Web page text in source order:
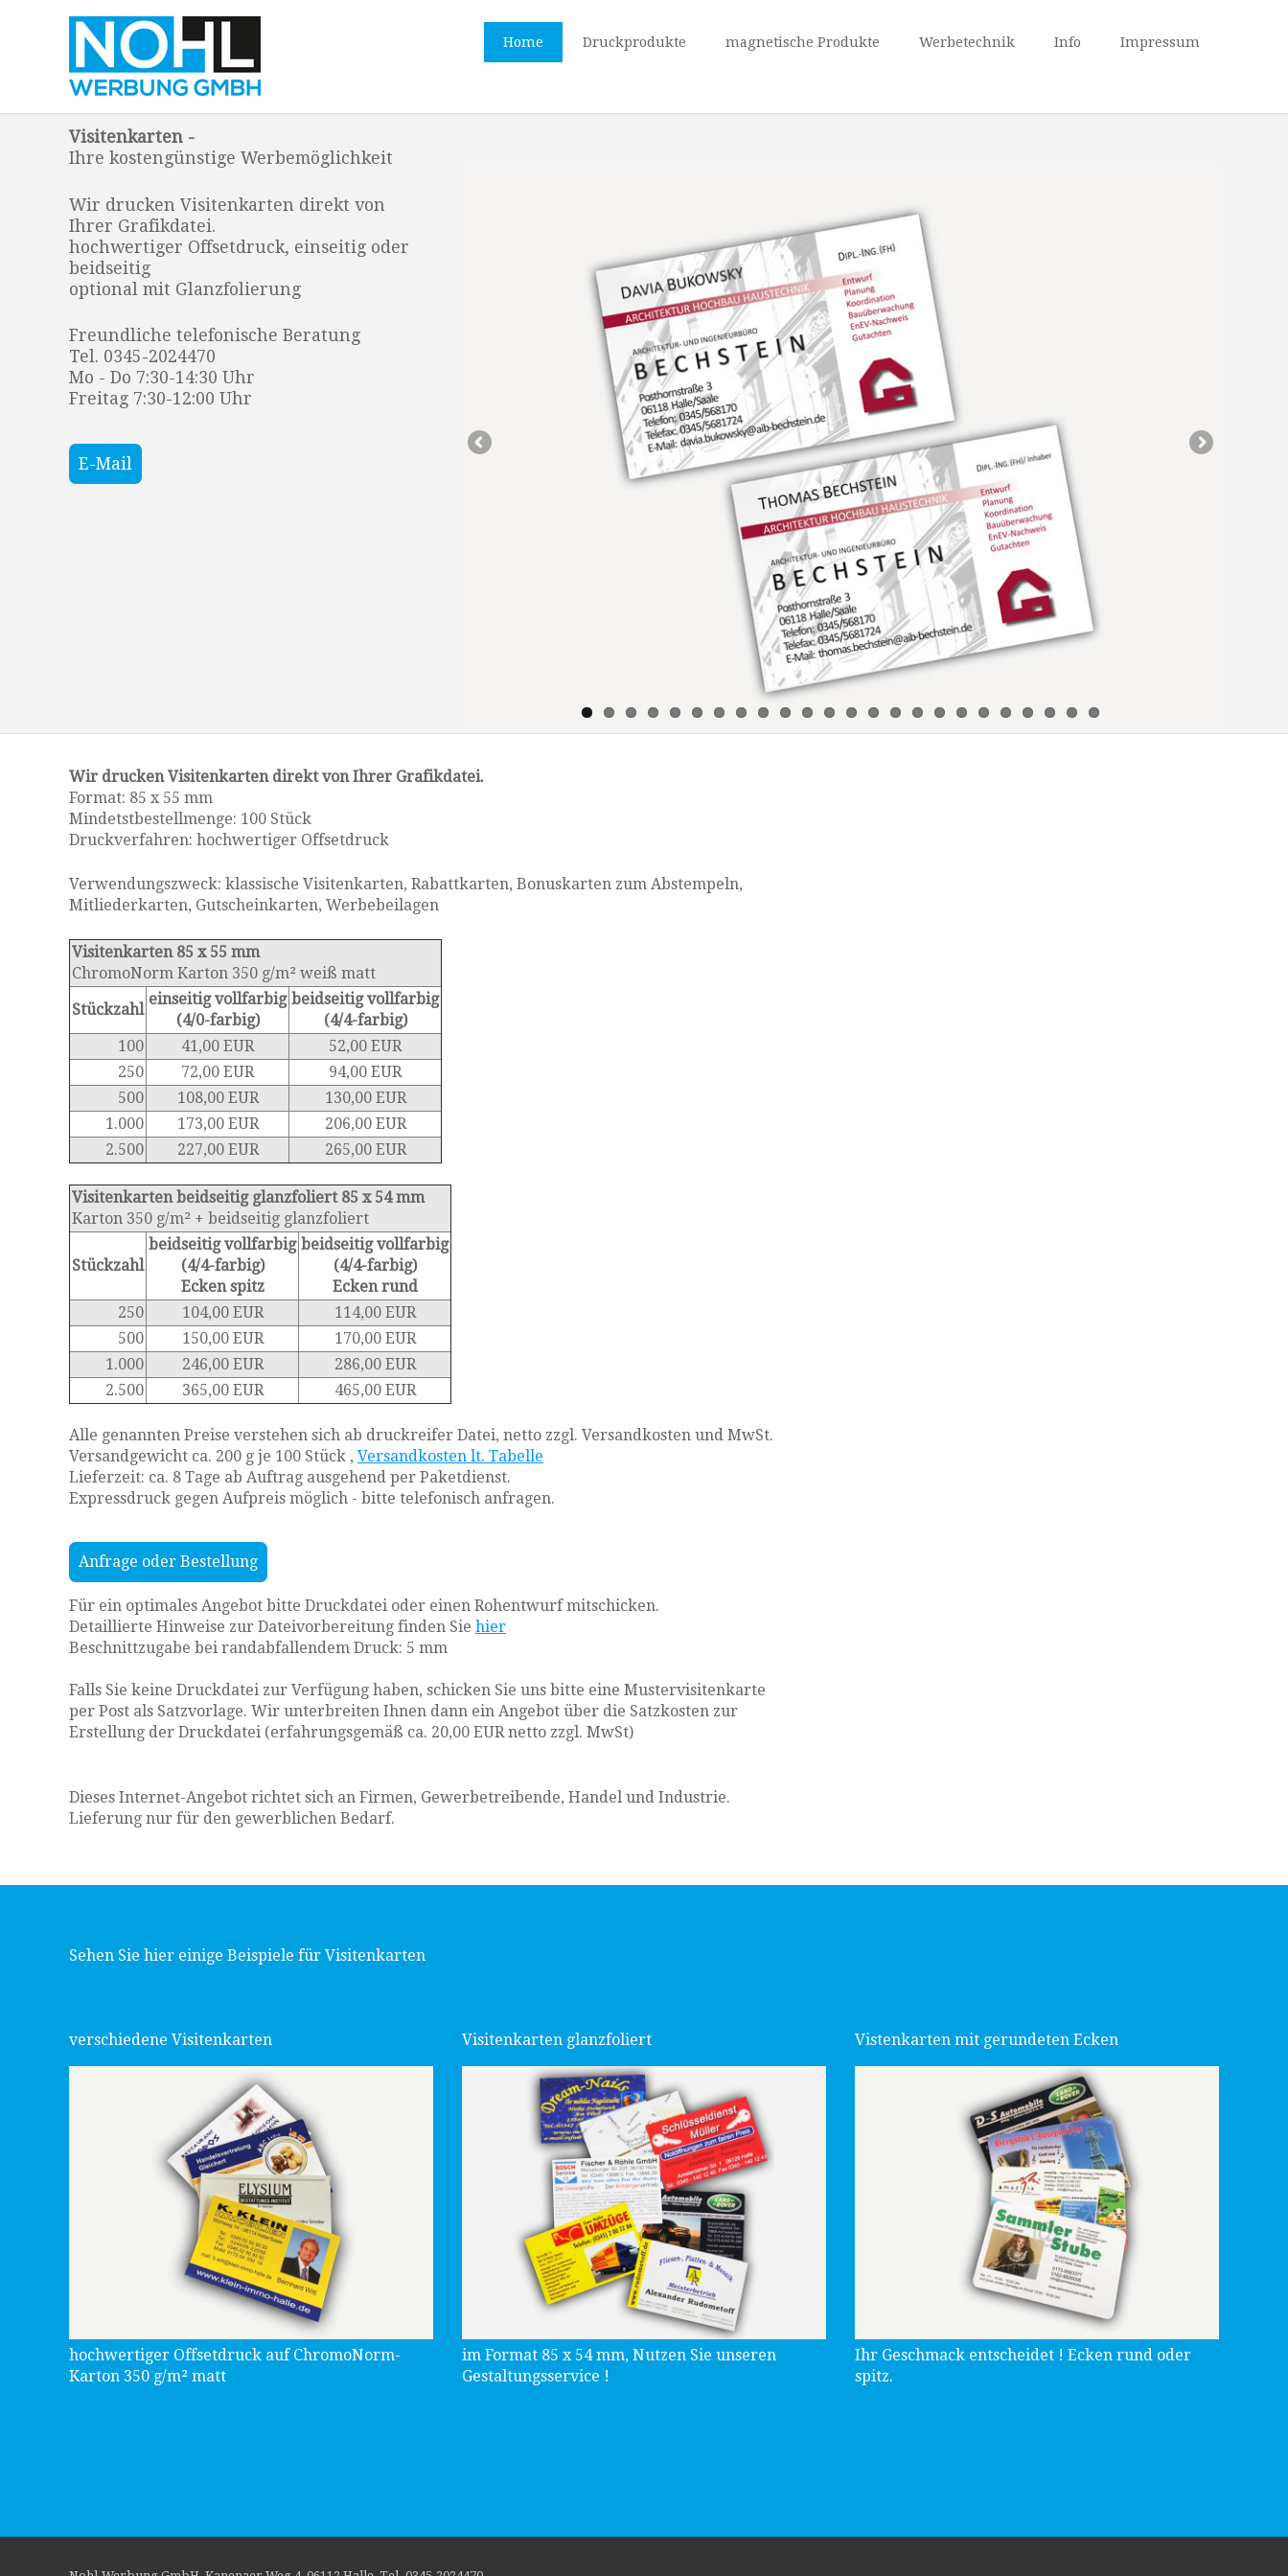
Home Druckprodukte magnetische Produkte Werbetechnik Info Impressum
Visitenkarten -
Ihre kostengünstige Werbemöglichkeit
Wir drucken Visitenkarten direkt von
Ihrer Grafikdatei.
hochwertiger Offsetdruck, einseitig oder
beidseitig
optional mit Glanzfolierung
Freundliche telefonische Beratung
Tel. 0345-2024470
Mo - Do 7:30-14:30 Uhr
Freitag 7:30-12:00 Uhr
E-Mail
Wir drucken Visitenkarten direkt von Ihrer Grafikdatei.
Format: 85 x 55 mm
Mindetstbestellmenge: 100 Stück
Druckverfahren: hochwertiger Offsetdruck
Verwendungszweck: klassische Visitenkarten, Rabattkarten, Bonuskarten zum Abstempeln,
Mitliederkarten, Gutscheinkarten, Werbebeilagen
Visitenkarten 85 x 55 mm
ChromoNorm Karton 350 g/m² weiß matt
Stückzahl
einseitig vollfarbig
(4/0-farbig)
beidseitig vollfarbig
(4/4-farbig)
100
41,00 EUR
52,00 EUR
250
72,00 EUR
94,00 EUR
500
108,00 EUR
130,00 EUR
1.000
173,00 EUR
206,00 EUR
2.500
227,00 EUR 265,00 EUR
Visitenkarten beidseitig glanzfoliert 85 x 54 mm
Karton 350 g/m² + beidseitig glanzfoliert
Stückzahl
beidseitig vollfarbig
(4/4-farbig)
Ecken spitz
beidseitig vollfarbig
(4/4-farbig)
Ecken rund
250
104,00 EUR
114,00 EUR
500
150,00 EUR
170,00 EUR
1.000
246,00 EUR
286,00 EUR
2.500
365,00 EUR 465,00 EUR
Alle genannten Preise verstehen sich ab druckreifer Datei, netto zzgl. Versandkosten und MwSt.
Versandgewicht ca. 200 g je 100 Stück , Versandkosten lt. Tabelle
Lieferzeit: ca. 8 Tage ab Auftrag ausgehend per Paketdienst.
Expressdruck gegen Aufpreis möglich - bitte telefonisch anfragen.
Anfrage oder Bestellung
Für ein optimales Angebot bitte Druckdatei oder einen Rohentwurf mitschicken.
Detaillierte Hinweise zur Dateivorbereitung finden Sie hier
Beschnittzugabe bei randabfallendem Druck: 5 mm
Falls Sie keine Druckdatei zur Verfügung haben, schicken Sie uns bitte eine Mustervisitenkarte
per Post als Satzvorlage. Wir unterbreiten Ihnen dann ein Angebot über die Satzkosten zur
Erstellung der Druckdatei (erfahrungsgemäß ca. 20,00 EUR netto zzgl. MwSt)
Dieses Internet-Angebot richtet sich an Firmen, Gewerbetreibende, Handel und Industrie.
Lieferung nur für den gewerblichen Bedarf.
Sehen Sie hier einige Beispiele für Visitenkarten
verschiedene Visitenkarten
hochwertiger Offsetdruck auf ChromoNorm-
Karton 350 g/m² matt
Visitenkarten glanzfoliert
im Format 85 x 54 mm, Nutzen Sie unseren
Gestaltungsservice !
Vistenkarten mit gerundeten Ecken
Ihr Geschmack entscheidet ! Ecken rund oder
spitz.